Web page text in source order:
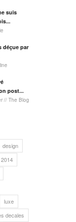
suis
déçue par
post...
// The Blog
design
luxe
decales